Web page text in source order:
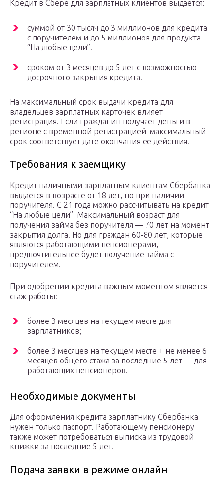
Кредит в Сбере для зарплатных клиентов выдается:
суммой от 30 тысяч до 3 миллионов для кредита
с поручителем и до 5 миллионов для продукта
“На любые цели”.
сроком от 3 месяцев до 5 лет с возможностью
досрочного закрытия кредита.
На максимальный срок выдачи кредита для
владельцев зарплатных карточек влияет
регистрация. Если гражданин получает деньги в
регионе с временной регистрацией, максимальный
срок соответствует дате окончания ее действия.
Требования к заемщику
Кредит наличными зарплатным клиентам Сбербанка
выдается в возрасте от 18 лет, но при наличии
поручителя. С 21 года можно рассчитывать на кредит
“На любые цели”. Максимальный возраст для
получения займа без поручителя — 70 лет на момент
закрытия долга. Но для граждан 60-80 лет, которые
являются работающими пенсионерами,
предпочтительнее будет получение займа с
поручителем.
При одобрении кредита важным моментом является
стаж работы:
более 3 месяцев на текущем месте для
зарплатников;
более 3 месяцев на текущем месте + не менее 6
месяцев общего стажа за последние 5 лет — для
работающих пенсионеров.
Необходимые документы
Для оформления кредита зарплатнику Сбербанка
нужен только паспорт. Работающему пенсионеру
также может потребоваться выписка из трудовой
книжки за последние 5 лет.
Подача заявки в режиме онлайн